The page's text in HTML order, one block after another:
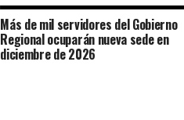
Más de mil servidores del Gobierno
Regional ocuparán nueva sede en
diciembre de 2026